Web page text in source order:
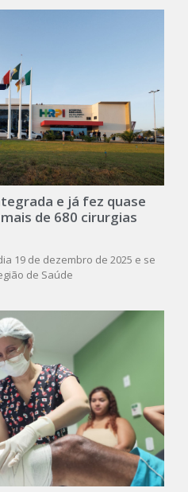
e já fez quase
de 680 cirurgias
19 de dezembro de 2025 e se
de Saúde